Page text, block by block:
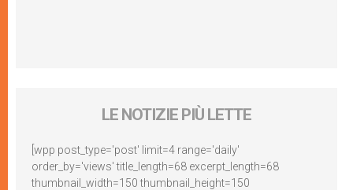
LE NOTIZIE PIÙ LETTE
[wpp post_type='post' limit=4 range='daily'
order_by='views' title_length=68 excerpt_length=68
thumbnail_width=150 thumbnail_height=150